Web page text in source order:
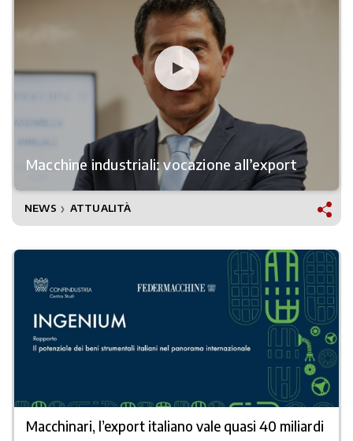
Macchine industriali: vocazione all’export
NEWS ❯ ATTUALITÀ
Macchinari, l’export italiano vale quasi 40 miliardi